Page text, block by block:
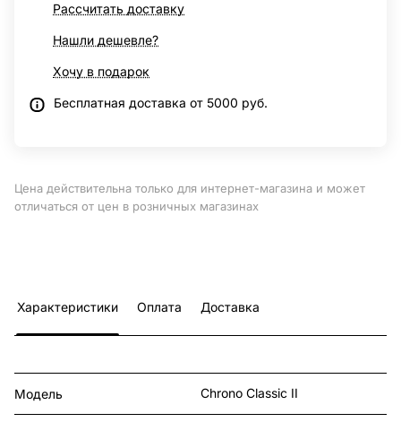
Рассчитать доставку
Нашли дешевле?
Хочу в подарок
Бесплатная доставка от 5000 руб.
Цена действительна только для интернет-магазина и может
отличаться от цен в розничных магазинах
Характеристики Оплата Доставка
Модель Chrono Classic II